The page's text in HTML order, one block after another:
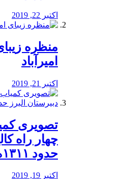
اکتبر 22, 2019
منظره‌‌
امیرآباد
اکتبر 21, 2019
️تصویری
چهار راه
حدود ۱۳۱۱ه ش
اکتبر 19, 2019